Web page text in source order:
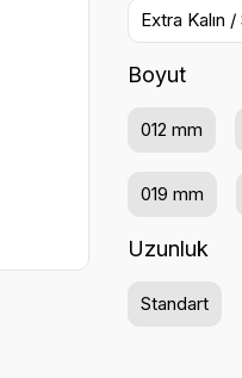
Extra Kalın /
Boyut
012 mm
019 mm
Uzunluk
Standart